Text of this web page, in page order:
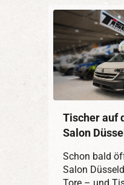
Tischer auf
Salon
Schon bald
Salon